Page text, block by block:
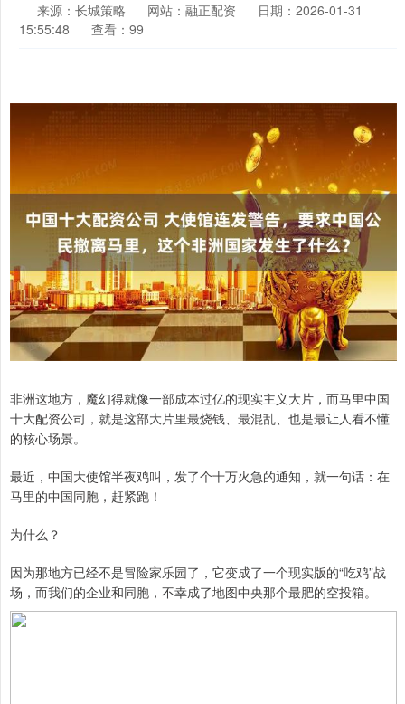
来源：长城策略 网站：融正配资
日期：2026-01-31
15:55:48
查看：99
非洲这地方，魔幻得就像一部成本过亿的现实主义大片，而马里中国
十大配资公司，就是这部大片里最烧钱、最混乱、也是最让人看不懂
的核心场景。
最近，中国大使馆半夜鸡叫，发了个十万火急的通知，就一句话：在
马里的中国同胞，赶紧跑！
为什么？
因为那地方已经不是冒险家乐园了，它变成了一个现实版的“吃鸡”战
场，而我们的企业和同胞，不幸成了地图中央那个最肥的空投箱。